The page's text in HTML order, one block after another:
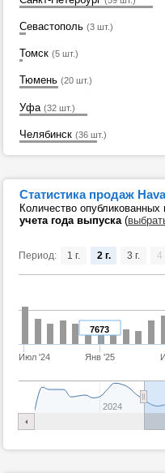
Севастополь (3 шт.)
Томск (5 шт.)
Тюмень (20 шт.)
Уфа (32 шт.)
Челябинск (36 шт.)
Статистика продаж
Количество
учета года выпуска(
Период:
7673
Июл '24 Янв '25
2024
1 г. 2 г. 3 г. 4